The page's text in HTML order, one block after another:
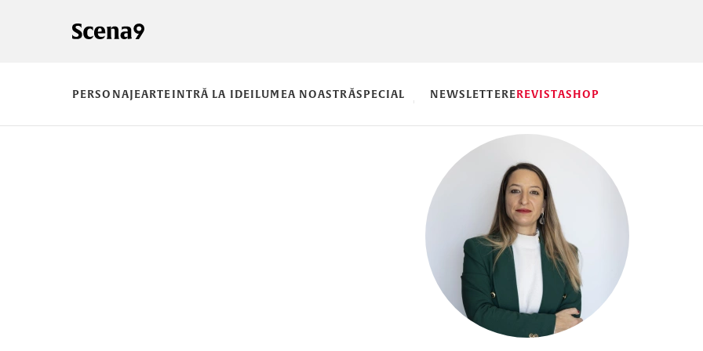
PERSONAJEARTEINTRĂ LA IDEILUMEA NOASTRĂSPECIAL NEWSLETTEREREVISTASHOP